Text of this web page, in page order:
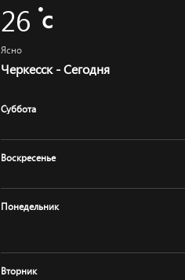
26c
Ясно
Черкесск - Сегодня
Суббота
Воскресенье
Понедельник
Вторник